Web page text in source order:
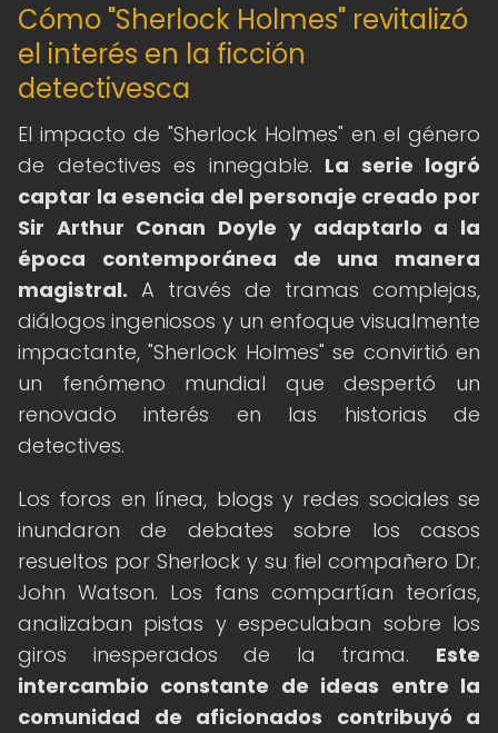
Cómo "Sherlock Holmes" revitalizó
el interés en la ficción
detectivesca
El impacto de "Sherlock Holmes" en el género
de detectives es innegable. La serie logró
captar la esencia del personaje creado por
Sir Arthur Conan Doyle y adaptarlo a la
época contemporánea de una manera
magistral. A través de tramas complejas,
diálogos ingeniosos y un enfoque visualmente
impactante, "Sherlock Holmes" se convirtió en
un fenómeno mundial que despertó un
renovado interés en las historias de
detectives.
Los foros en línea, blogs y redes sociales se
inundaron de debates sobre los casos
resueltos por Sherlock y su fiel compañero Dr.
John Watson. Los fans compartían teorías,
analizaban pistas y especulaban sobre los
giros inesperados de la trama. Este
intercambio constante de ideas entre la
comunidad de aficionados contribuyó a